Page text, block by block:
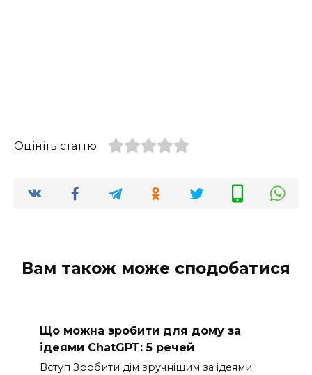
Оцініть статтю
Вам також може сподобатися
Що можна зробити для дому за
ідеями ChatGPT: 5 речей
Вступ Зробити дім зручнішим за ідеями